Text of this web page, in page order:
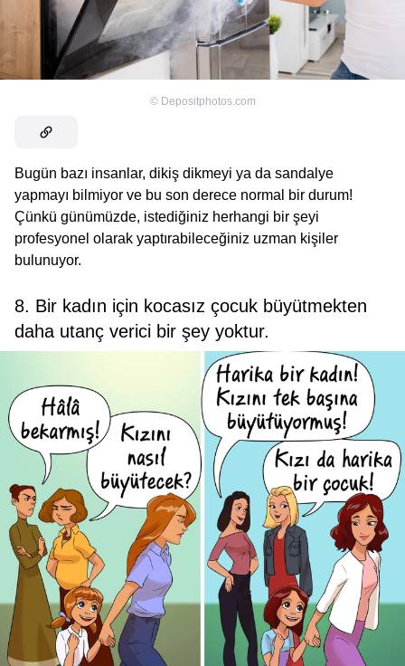
© Depositphotos.com
Bugün bazı insanlar, dikiş dikmeyi ya da sandalye
yapmayı bilmiyor ve bu son derece normal bir durum!
Çünkü günümüzde, istediğiniz herhangi bir şeyi
profesyonel olarak yaptırabileceğiniz uzman kişiler
bulunuyor.
8. Bir kadın için kocasız çocuk büyütmekten
daha utanç verici bir şey yoktur.